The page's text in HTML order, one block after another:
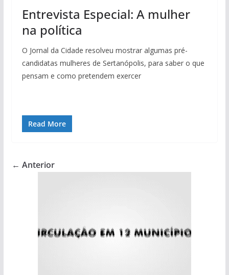
Entrevista Especial: A mulher
na política
O Jornal da Cidade resolveu mostrar algumas pré-
candidatas mulheres de Sertanópolis, para saber o que
pensam e como pretendem exercer
Read More
← Anterior